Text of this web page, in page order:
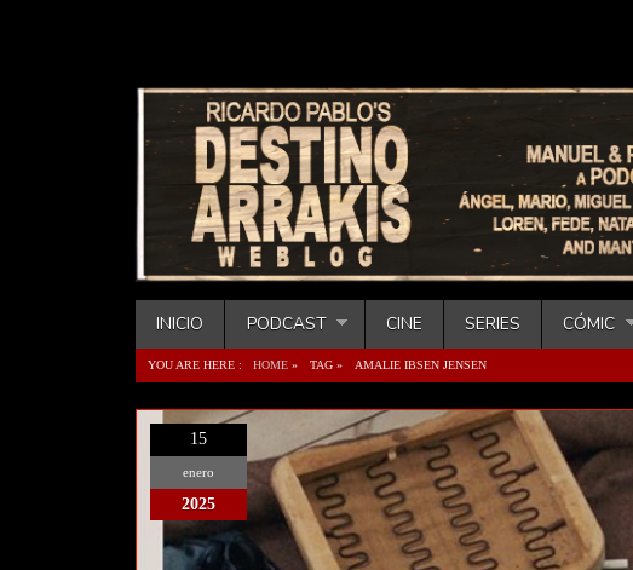
INICIO PODCAST CINE SERIES CÓMIC
YOU ARE HERE : HOME » TAG » AMALIE IBSEN JENSEN
15
enero
2025